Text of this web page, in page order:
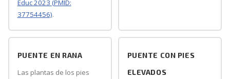
Educ 2023 (PMID:
37754456).
PUENTE EN RANA
Las plantas de los pies
PUENTE CON PIES
ELEVADOS